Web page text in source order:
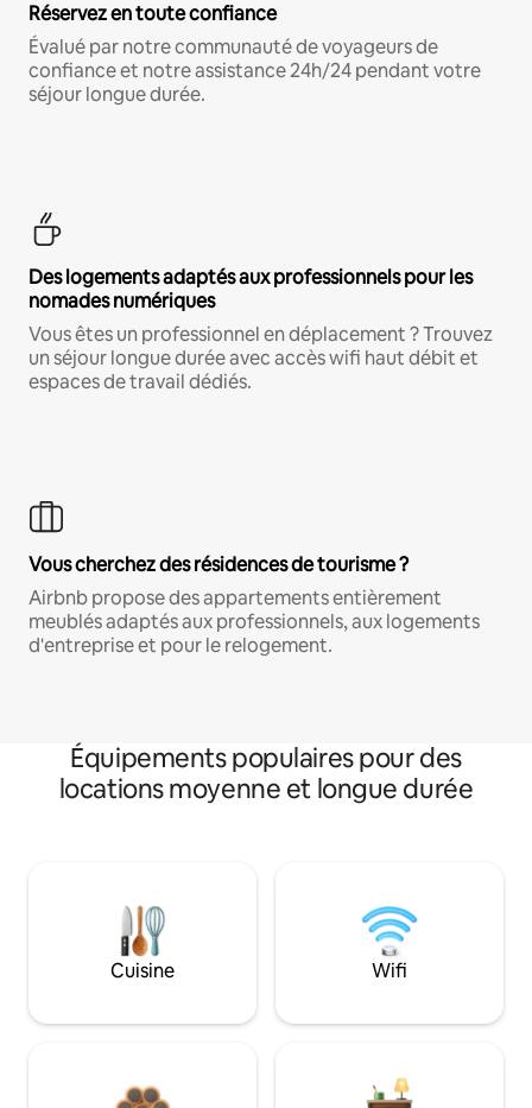
Réservez en toute confiance
Évalué par notre communauté de voyageurs de
confiance et notre assistance 24h/24 pendant votre
séjour longue durée.
Des logements adaptés aux professionnels pour les
nomades numériques
Vous êtes un professionnel en déplacement ? Trouvez
un séjour longue durée avec accès wifi haut débit et
espaces de travail dédiés.
Vous cherchez des résidences de tourisme ?
Airbnb propose des appartements entièrement
meublés adaptés aux professionnels, aux logements
d'entreprise et pour le relogement.
Équipements populaires pour des
locations moyenne et longue durée
Cuisine Wifi